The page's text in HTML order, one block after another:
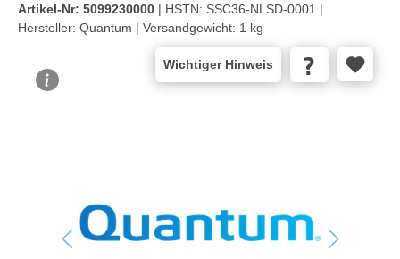
Artikel-Nr: 5099230000 | HSTN: SSC36-NLSD-0001 |
Hersteller: Quantum | Versandgewicht: 1 kg
Wichtiger Hinweis